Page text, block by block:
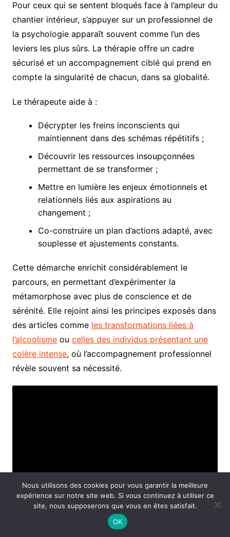
Pour ceux qui se sentent bloqués face à l’ampleur du
chantier intérieur, s’appuyer sur un professionnel de
la psychologie apparaît souvent comme l’un des
leviers les plus sûrs. La thérapie offre un cadre
sécurisé et un accompagnement ciblé qui prend en
compte la singularité de chacun, dans sa globalité.
Le thérapeute aide à :
Décrypter les freins inconscients qui
maintiennent dans des schémas répétitifs ;
Découvrir les ressources insoupçonnées
permettant de se transformer ;
Mettre en lumière les enjeux émotionnels et
relationnels liés aux aspirations au
changement ;
Co-construire un plan d’actions adapté, avec
souplesse et ajustements constants.
Cette démarche enrichit considérablement le
parcours, en permettant d’expérimenter la
métamorphose avec plus de conscience et de
sérénité. Elle rejoint ainsi les principes exposés dans
des articles comme les transformations liées à
l’alcoolismeou celles des individus présentant une
colère intense, où l’accompagnement professionnel
révèle souvent sa nécessité.
Nous utilisons des cookies pour vous garantir la meilleure
expérience sur notre site web. Si vous continuez à utiliser ce
site, nous supposerons que vous en êtes satisfait.
OK